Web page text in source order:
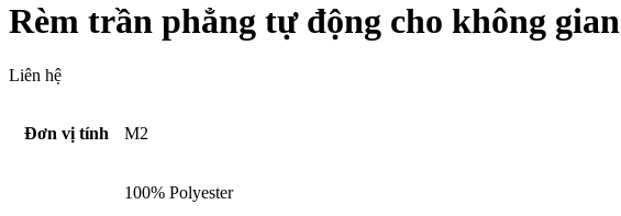
Rèm trần phẳng tự động cho không
Liên hệ
Đơn vị tính M2
100% Polyester